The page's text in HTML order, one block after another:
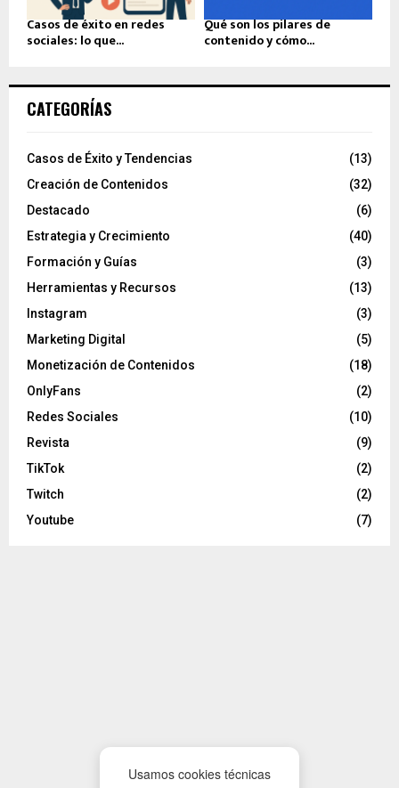
Casos de éxito en redes
sociales: lo que...
Qué son los pilares de
contenido y cómo...
CATEGORÍAS
Casos de Éxito y Tendencias
(13)
Creación de Contenidos
(32)
Destacado
(6)
Estrategia y Crecimiento
(40)
Formación y Guías
(3)
Herramientas y Recursos
(13)
Instagram
(3)
Marketing Digital
(5)
Monetización de Contenidos
(18)
OnlyFans
(2)
Redes Sociales
(10)
Revista
(9)
TikTok
(2)
Twitch
(2)
Youtube
(7)
Usamos cookies técnicas